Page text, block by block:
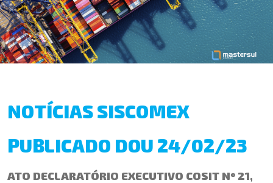
NOTÍCIAS SISCOMEX
PUBLICADO DOU 24/02/23
ATO DECLARATÓRIO EXECUTIVO COSIT Nº 21,